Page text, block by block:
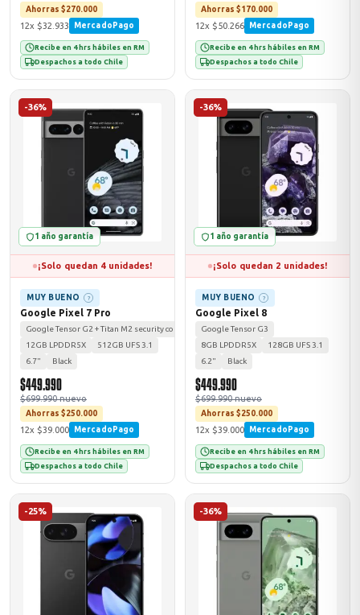
Ahorras $270.000
12x $32.933 MercadoPago
Recibe en 4 hrs hábiles en RM
Despachos a todo Chile
Ahorras $170.000
12x $50.266 MercadoPago
Recibe en 4 hrs hábiles en RM
Despachos a todo Chile
-36%
1 año garantía
¡Solo quedan 4 unidades!
MUY BUENO ?
Google Pixel 7 Pro
Google Tensor G2 + Titan M2 security coprocessor
12GB LPDDR5X
512GB UFS 3.1
6.7"
Black
$449.990
$699.990 nuevo
Ahorras $250.000
12x $39.000 MercadoPago
Recibe en 4 hrs hábiles en RM
Despachos a todo Chile
-36%
1 año garantía
¡Solo quedan 2 unidades!
MUY BUENO ?
Google Pixel 8
Google Tensor G3
8GB LPDDR5X
128GB UFS 3.1
6.2"
Black
$449.990
$699.990 nuevo
Ahorras $250.000
12x $39.000 MercadoPago
Recibe en 4 hrs hábiles en RM
Despachos a todo Chile
-25% -36%